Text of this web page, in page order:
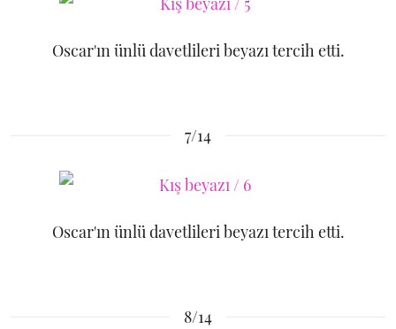
Oscar'ın ünlü davetlileri beyazı tercih etti.
7/14
Oscar'ın ünlü davetlileri beyazı tercih etti.
8/14